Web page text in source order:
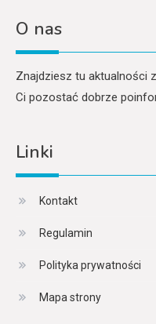
O nas
Znajdziesz tu aktualności
Ci pozostać dobrze
Linki
Kontakt
Regulamin
Polityka prywatności
Mapa strony